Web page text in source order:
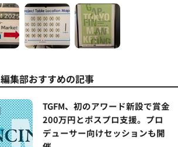
編集部おすすめの記事
TGFM、初のアワード新設で賞金
200万円とポスプロ支援。プロ
デューサー向けセッションも開